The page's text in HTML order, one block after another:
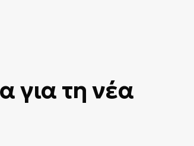
για τη νέα